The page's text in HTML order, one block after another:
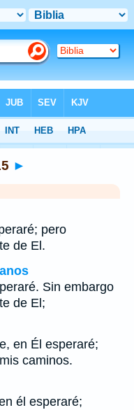
►
pero
de El.
Sin embargo
de El;
en Él esperaré;
caminos.
él esperaré;